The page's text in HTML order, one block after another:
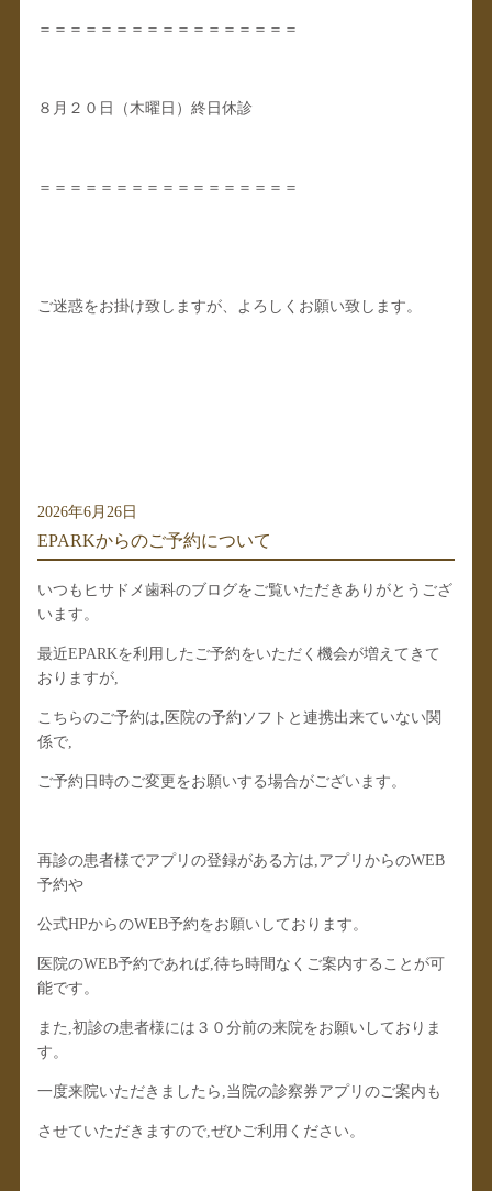
＝＝＝＝＝＝＝＝＝＝＝＝＝＝＝＝＝
８月２０日（木曜日）終日休診
＝＝＝＝＝＝＝＝＝＝＝＝＝＝＝＝＝
ご迷惑をお掛け致しますが、よろしくお願い致します。
2026年6月26日
EPARKからのご予約について
いつもヒサドメ歯科のブログをご覧いただきありがとうござ
います。
最近EPARKを利用したご予約をいただく機会が増えてきて
おりますが,
こちらのご予約は,医院の予約ソフトと連携出来ていない関
係で,
ご予約日時のご変更をお願いする場合がございます。
再診の患者様でアプリの登録がある方は,アプリからのWEB
予約や
公式HPからのWEB予約をお願いしております。
医院のWEB予約であれば,待ち時間なくご案内することが可
能です。
また,初診の患者様には３０分前の来院をお願いしておりま
す。
一度来院いただきましたら,当院の診察券アプリのご案内も
させていただきますので,ぜひご利用ください。